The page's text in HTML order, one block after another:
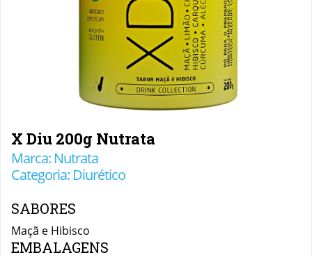
X Diu 200g Nutrata
Marca: Nutrata
Categoria: Diurético
SABORES
Maçã e Hibisco
EMBALAGENS